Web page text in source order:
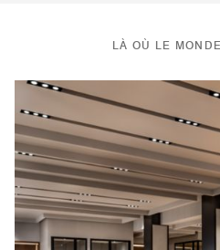
LÀ OÙ LE